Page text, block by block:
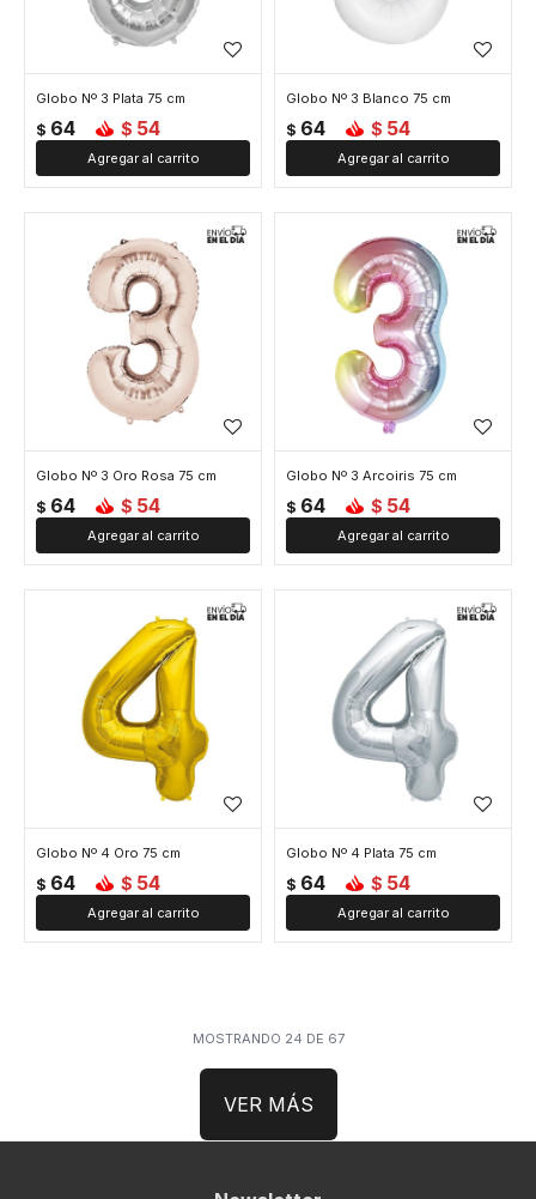
Globo Nº 3 Plata 75 cm
$ 64 $ 54
Globo Nº 3 Blanco 75 cm
$ 64 $ 54
Globo Nº 3 Oro Rosa 75 cm
$ 64 $ 54
Globo Nº 3 Arcoiris 75 cm
$ 64 $ 54
Globo Nº 4 Oro 75 cm
$ 64 $ 54
Globo Nº 4 Plata 75 cm
$ 64 $ 54
MOSTRANDO 24 DE 67
VER MÁS